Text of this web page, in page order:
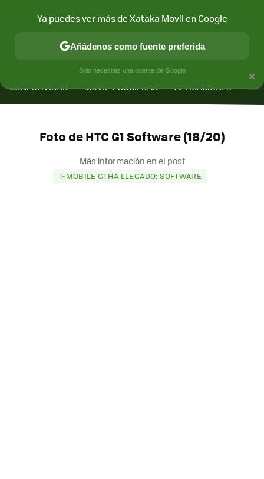
CONECTIVIDAD MÓVIL Y SOCIEDAD APLICACIONES
Foto de HTC G1 Software (18/20)
Más información en el post
T-MOBILE G1 HA LLEGADO: SOFTWARE
×
Ya puedes ver más de Xataka Movil en Google
Añádenos como fuente preferida
Solo necesitas una cuenta de Google